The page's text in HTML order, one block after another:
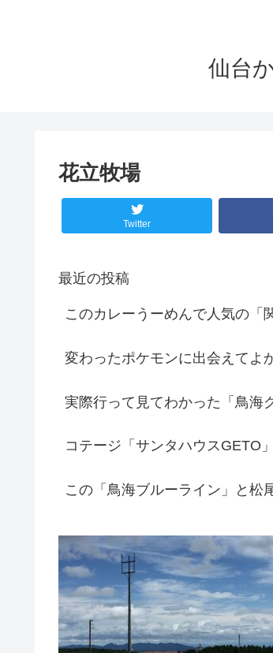
仙台
花立牧場
Twitter
最近の投稿
このカレーうーめんで人気の「
変わったポケモンに出会えてよ
実際行って見てわかった「鳥海
コテージ「サンタハウスGETO
この「鳥海ブルーライン」と松